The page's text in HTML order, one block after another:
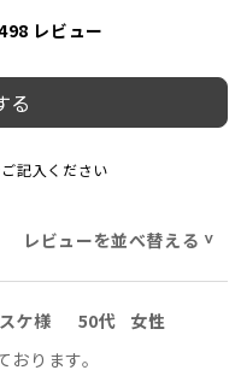
レビュー
る
記入ください
レビューを並べ替える>
ケ様 50代
女性
ります。